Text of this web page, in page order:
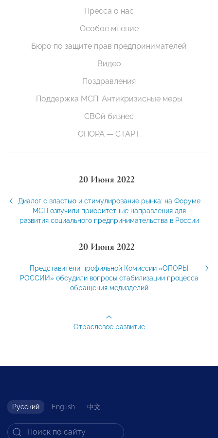
Пресса о нас
Особое мнение
Бюро по защите прав предпринимателей
Видео
Поздравления
Поддержка МСП. Антикризисные меры
СВОй бизнес
ОПОРА — СТАРТ
20 Июня 2022
Диалог с властью и стимулирование рынка: на Форуме
МСП озвучили приоритетные направления для
развития социального предпринимательства в России
20 Июня 2022
Представители профильной Комиссии «ОПОРЫ
РОССИИ» обсудили вопросы стабилизации процесса
обращения медизделий
Отраслевое развитие
Русский English 中文